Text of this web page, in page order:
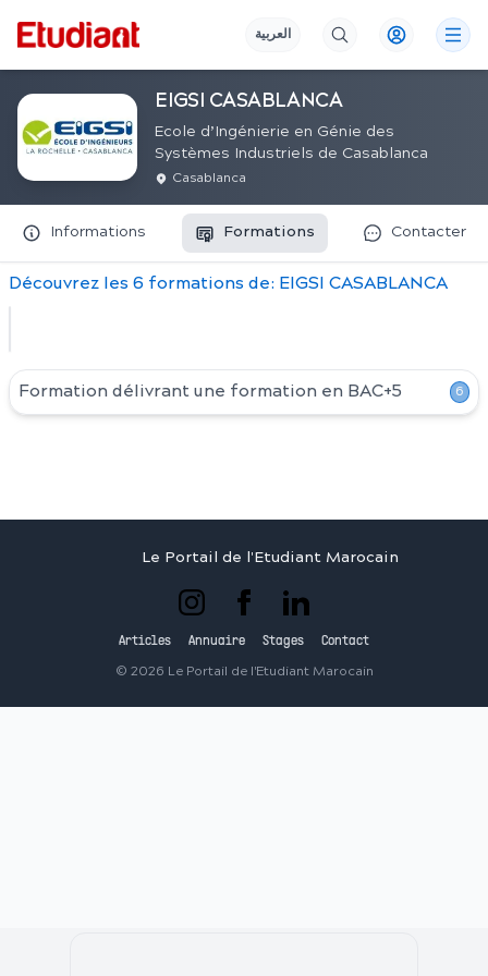
العربية
EIGSI CASABLANCA
Ecole d’Ingénierie en Génie des
Systèmes Industriels de Casablanca
Casablanca
Informations Formations Contacter
Découvrez les 6 formations de: EIGSI CASABLANCA
Formation délivrant une formation en BAC+5 6
Le Portail de l'Etudiant Marocain
Articles Annuaire Stages Contact
© 2026 Le Portail de l'Etudiant Marocain